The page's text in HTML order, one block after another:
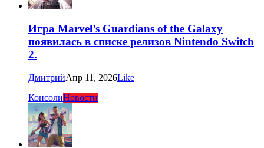
Игра Marvel’s Guardians of the Galaxy
появилась в списке релизов Nintendo Switch
2.
ДмитрийАпр 11, 2026Like
КонсолиНовости